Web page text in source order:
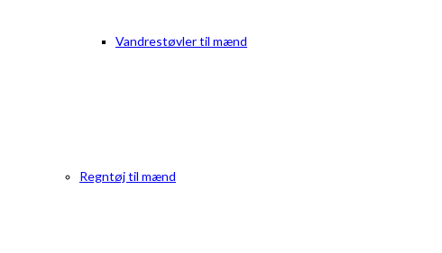
Vandrestøvler til mænd
Regntøj til mænd